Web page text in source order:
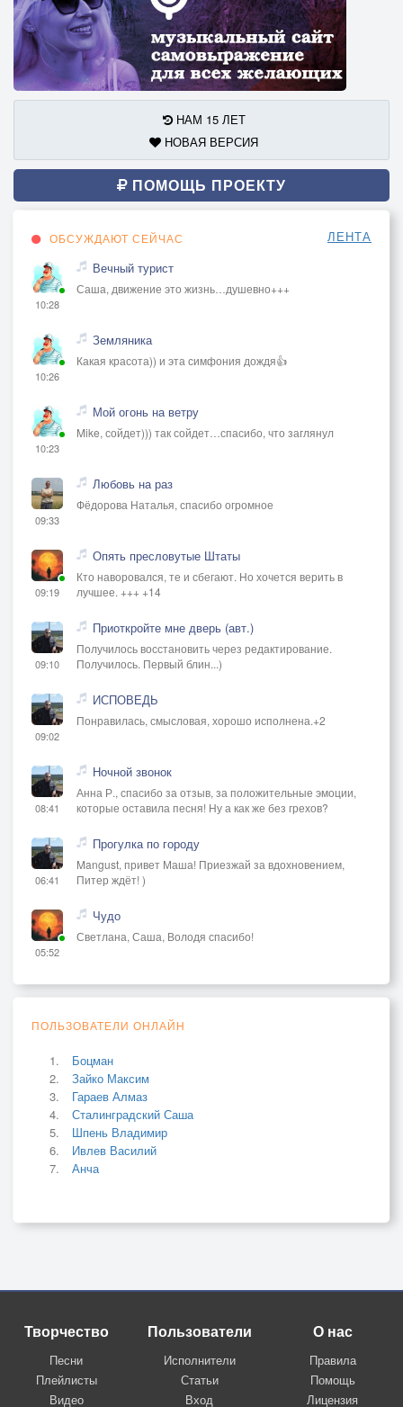
НАМ 15 ЛЕТ
НОВАЯ ВЕРСИЯ
ПОМОЩЬ ПРОЕКТУ
ОБСУЖДАЮТ СЕЙЧАС ЛЕНТА
10:28
Вечный турист
Саша, движение это жизнь…душевно+++
10:26
Земляника
Какая красота)) и эта симфония дождя👍
10:23
Мой огонь на ветру
Mike, сойдет))) так сойдет…спасибо, что заглянул
09:33
Любовь на раз
Фёдорова Наталья, спасибо огромное
09:19
Опять пресловутые Штаты
Кто наворовался, те и сбегают. Но хочется верить в
лучшее. +++ +14
09:10
Приоткройте мне дверь (авт.)
Получилось восстановить через редактирование.
Получилось. Первый блин...)
09:02
ИСПОВЕДЬ
Понравилась, смысловая, хорошо исполнена.+2
08:41
Ночной звонок
Анна Р., спасибо за отзыв, за положительные эмоции,
которые оставила песня! Ну а как же без грехов?
06:41
Прогулка по городу
Mangust, привет Маша! Приезжай за вдохновением,
Питер ждёт! )
05:52
Чудо
Светлана, Саша, Володя спасибо!
ПОЛЬЗОВАТЕЛИ ОНЛАЙН
Боцман
Зайко Максим
Гараев Алмаз
Сталинградский Саша
Шпень Владимир
Ивлев Василий
Анча
Творчество
Песни
Плейлисты
Видео
Пользователи
Исполнители
Статьи
Вход
О нас
Правила
Помощь
Лицензия